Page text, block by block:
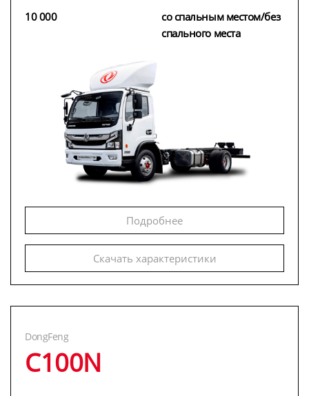
10 000
со спальным местом/без
спального места
Подробнее
Скачать характеристики
DongFeng
C100N